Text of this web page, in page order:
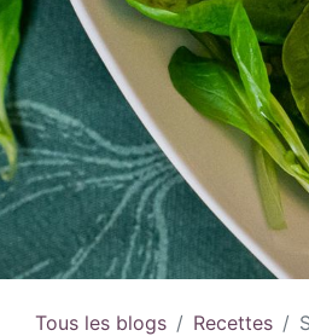
Tous les blogs Recettes